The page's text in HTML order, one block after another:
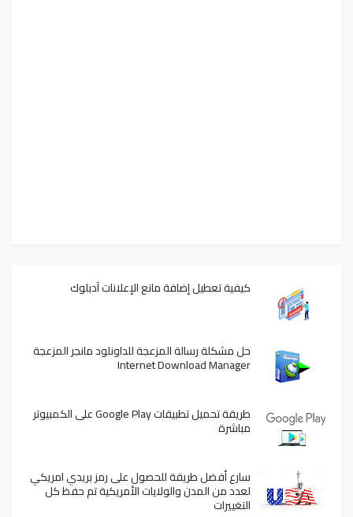
كيفية تعطيل إضافة مانع الإعلانات آدبلوك
حل مشكلة رسالة المزعجة للداونلود مانجر المزعجة
Internet Download Manager
طريقة تحميل تطبيقات Google Play على الكمبيوتر
مباشرة
سارع أفضل طريقة للحصول على رمز بريدي امريكي
لعدد من المدن والولايات الأمريكية تم حفظ كل
التغييرات